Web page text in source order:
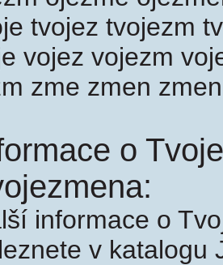
tvojez tvojezm
vojez vojezm
zme zmen
o
informace o
v katalogu